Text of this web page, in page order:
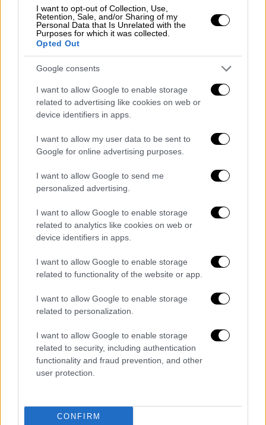
I want to opt-out of Collection, Use,
Retention, Sale, and/or Sharing of my
Personal Data that Is Unrelated with the
Purposes for which it was collected.
Opted Out
Google consents
I want to allow Google to enable storage
related to advertising like cookies on web or
device identifiers in apps.
I want to allow my user data to be sent to
Google for online advertising purposes.
I want to allow Google to send me
personalized advertising.
I want to allow Google to enable storage
related to analytics like cookies on web or
device identifiers in apps.
I want to allow Google to enable storage
related to functionality of the website or app.
I want to allow Google to enable storage
related to personalization.
I want to allow Google to enable storage
related to security, including authentication
functionality and fraud prevention, and other
user protection.
CONFIRM
Εκδόσεων Μιλιέτ και εκδόθηκε το 1982. Την
ίδια χρονιά πήρε και το Βραβείο
Μυθιστορήµατος Ορχάν Κεµάλ.
Το δεύτερο βιβλίο του, «Το σπίτι της
σιωπής» (εκδόσεις Πατάκη, 2021),
µεταφράστηκε στα γαλλικά και το 1991
τιµήθηκε µε το βραβείο Prix de la Decouverte
Europeenne. Το ιστορικό µυθιστόρηµά του
Το λευκό κάστρο» µεγάλωσε τη φήµη του
µέσα κι έξω από την Τουρκία. Ακολούθησαν
(εκδόσεις Πατάκη, 2021), ένα από τα πιο
σύγχρονης τουρκικής λογοτεχνίας –η
γαλλική µετάφραση του οποίου κέρδισε το
βραβείο France Culture–, «
(εκδόσεις Πατάκη, 2023), «Με λένε Κόκκινο
(εκδόσεις Πατάκη, 2019), που απέσπασε το
2002 στη Γαλλία το Prix du Meilleur livre
etranger, στην Ιταλία, επίσης το 2002, το
βραβείο IMPAC-Dublin.
Το 1999 εκδόθηκαν τα «Άλλα χρώµατα
επιλογή από άρθρα του για τη λογοτεχνία και
και περιοδικά εντός και εκτός Τουρκίας.